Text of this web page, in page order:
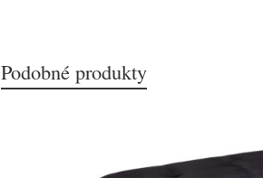
Podobné produkty